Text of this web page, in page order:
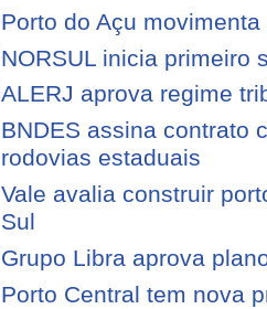
Porto do Açu
NORSUL inicia primeiro
ALERJ aprova regime
BNDES assina contrato
rodovias estaduais
Vale avalia construir
Sul
Grupo Libra aprova
Porto Central tem nova